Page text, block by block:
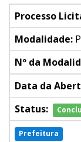
Processo
Modalidade:
Nº da
Data da
Status:
Prefeitura